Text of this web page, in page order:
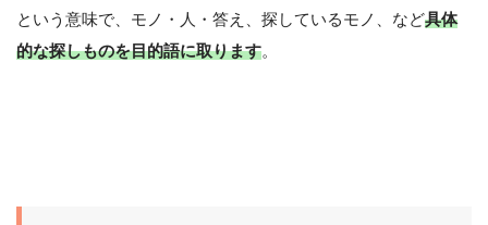
という意味で、モノ・人・答え、探しているモノ、など具体
的な探しものを目的語に取ります。